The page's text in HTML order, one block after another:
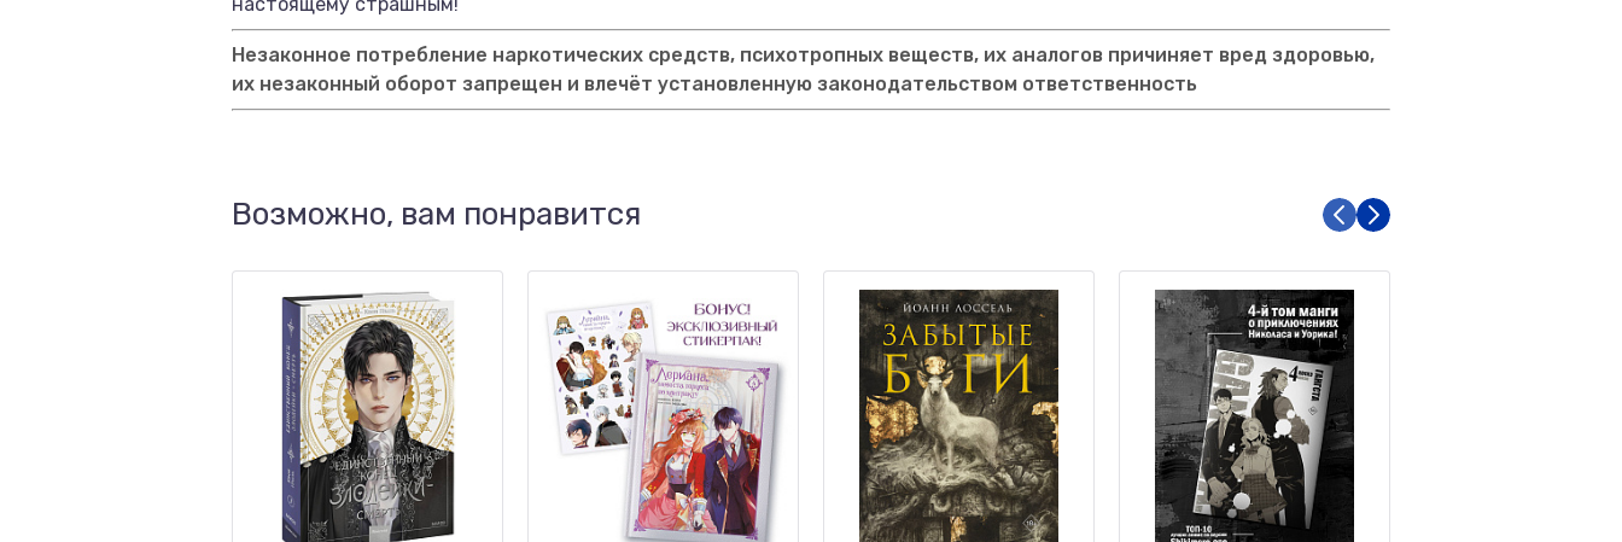
Незаконное потребление наркотических средств, психотропных веществ, их аналогов причиняет вред здоровью,
их незаконный оборот запрещен и влечёт установленную законодательством ответственность
Возможно, вам понравится